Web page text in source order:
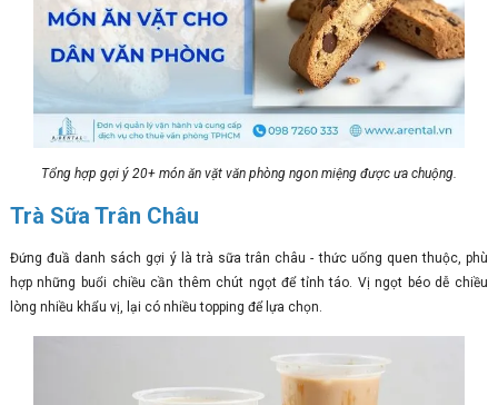
Tổng hợp gợi ý 20+ món ăn vặt văn phòng ngon miệng được ưa chuộng.
Trà Sữa Trân Châu
Đứng đuầ danh sách gợi ý là trà sữa trân châu - thức uống quen thuộc, phù
hợp những buổi chiều cần thêm chút ngọt để tỉnh táo. Vị ngọt béo dễ chiều
lòng nhiều khẩu vị, lại có nhiều topping để lựa chọn.